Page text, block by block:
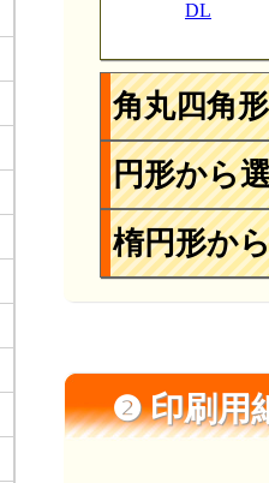
DL
角丸四角
円形から
楕円形か
❷ 印刷用